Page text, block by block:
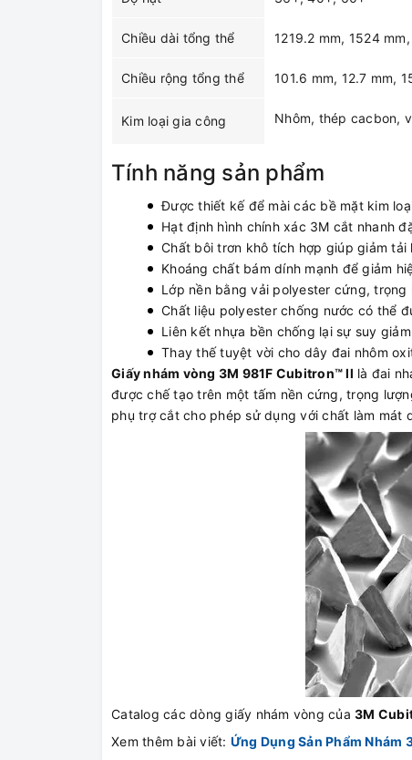
Chiều dài tổng thể 1219.2 mm, 1524
Chiều rộng tổng thể 101.6 mm, 12.7 mm,
Kim loại gia công Nhôm, thép cacbon,
Tính năng sản phẩm
Được thiết kế để mài các bề mặt kim
Hạt định hình chính xác 3M cắt nhanh
Chất bôi trơn khô tích hợp giúp giảm tải
Khoáng chất bám dính mạnh để giảm
Lớp nền bằng vải polyester cứng,
Chất liệu polyester chống nước có thể
Liên kết nhựa bền chống lại sự suy
Thay thế tuyệt vời cho dây đai nhôm
Giấy nhám vòng 3M 981F Cubitron™ ll là đai
được chế tạo trên một tấm nền cứng, trọng
phụ trợ cắt cho phép sử dụng với chất làm mát
Catalog các dòng giấy nhám vòng của 3M
Xem thêm bài viết: Ứng Dụng Sản Phẩm Nhám